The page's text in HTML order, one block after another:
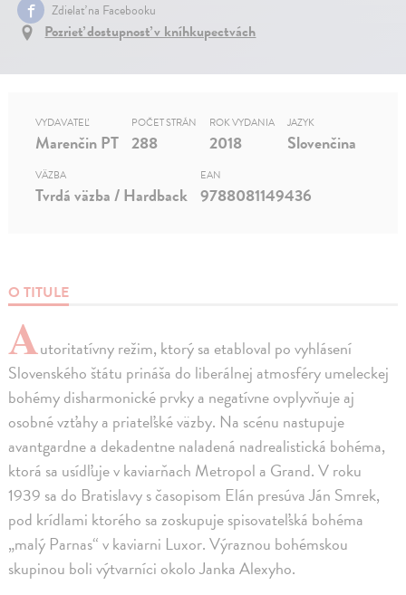
Zdielať na Facebooku
Pozrieť dostupnosť v kníhkupectvách
O TITULE
Autoritatívny režim, ktorý sa etabloval po vyhlásení
Slovenského štátu prináša do liberálnej atmosféry umeleckej
bohémy disharmonické prvky a negatívne ovplyvňuje aj
osobné vzťahy a priateľské väzby. Na scénu nastupuje
avantgardne a dekadentne naladená nadrealistická bohéma,
ktorá sa usídľuje v kaviarňach Metropol a Grand. V roku
1939 sa do Bratislavy s časopisom Elán presúva Ján Smrek,
pod krídlami ktorého sa zoskupuje spisovateľská bohéma
„malý Parnas“ v kaviarni Luxor. Výraznou bohémskou
skupinou boli výtvarníci okolo Janka Alexyho.
VYDAVATEĽ
Marenčin PT
POČET STRÁN
288
ROK VYDANIA
2018
JAZYK
Slovenčina
VÄZBA
Tvrdá väzba / Hardback
EAN
9788081149436